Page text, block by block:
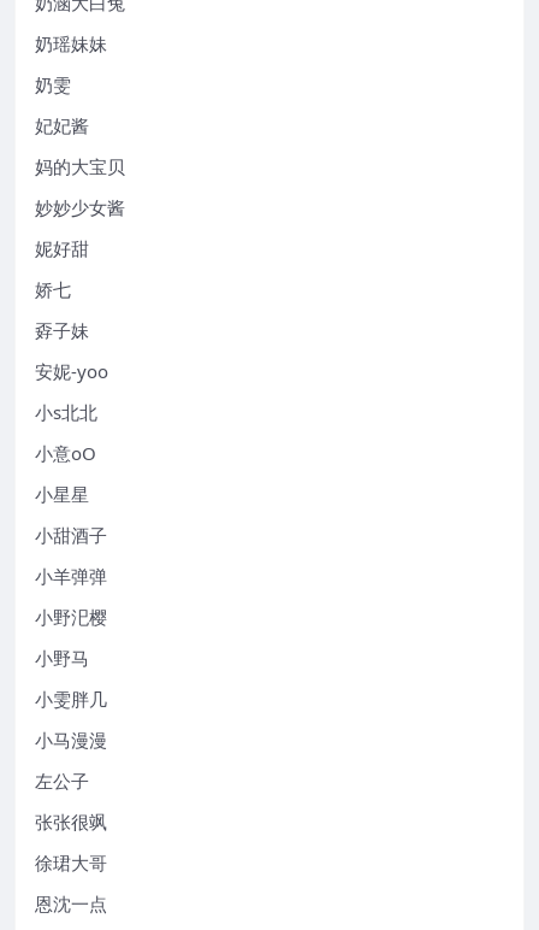
奶瑶妹妹
奶雯
妃妃酱
妈的大宝贝
妙妙少女酱
妮好甜
娇七
孬子妹
安妮-yoo
小s北北
小意oO
小星星
小甜酒子
小羊弹弹
小野汜樱
小野马
小雯胖几
小马漫漫
左公子
张张很飒
徐珺大哥
恩沈一点